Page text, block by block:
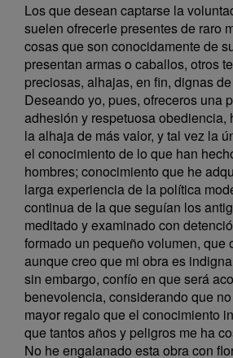
Los que desean captarse la
suelen ofrecerle presentes de raro
cosas que son conocidamente de
presentan armas o caballos, otros
preciosas, alhajas, en fin, dignas
Deseando yo, pues, ofreceros una
adhesión y respetuosa obediencia,
la alhaja de más valor, y tal vez la
el conocimiento de lo que han
hombres; conocimiento que he
larga experiencia de la política
continua de la que seguían los
meditado y examinado con
formado un pequeño volumen, que
aunque creo que mi obra es
sin embargo, confío en que será
benevolencia, considerando que
mayor regalo que el conocimiento
que tantos años y peligros me ha
No he engalanado esta obra con